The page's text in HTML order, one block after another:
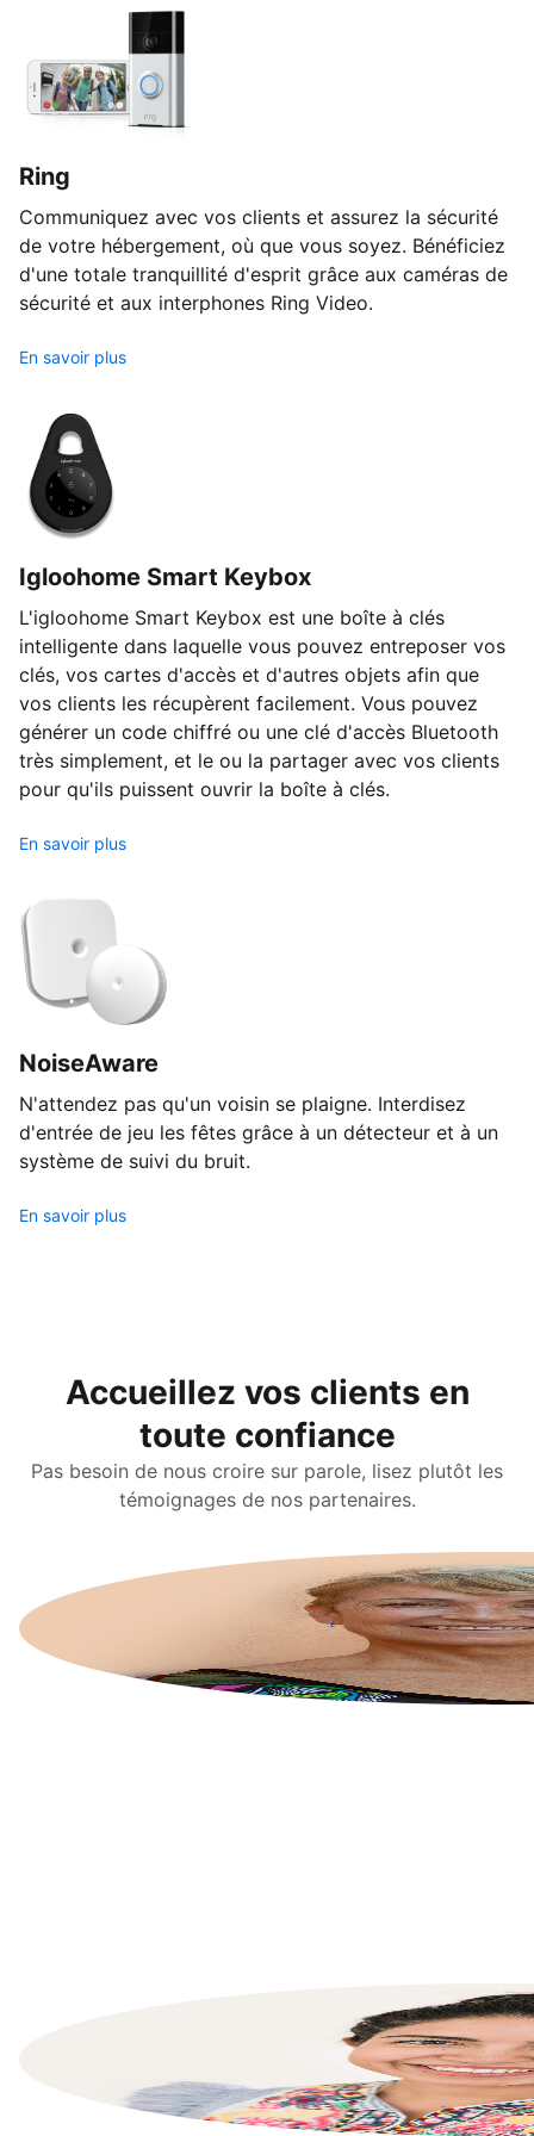
Ring
Communiquez avec vos clients et assurez la sécurité
de votre hébergement, où que vous soyez. Bénéficiez
d'une totale tranquillité d'esprit grâce aux caméras de
sécurité et aux interphones Ring Video.
En savoir plus
Igloohome Smart Keybox
L'igloohome Smart Keybox est une boîte à clés
intelligente dans laquelle vous pouvez entreposer vos
clés, vos cartes d'accès et d'autres objets afin que
vos clients les récupèrent facilement. Vous pouvez
générer un code chiffré ou une clé d'accès Bluetooth
très simplement, et le ou la partager avec vos clients
pour qu'ils puissent ouvrir la boîte à clés.
En savoir plus
NoiseAware
N'attendez pas qu'un voisin se plaigne. Interdisez
d'entrée de jeu les fêtes grâce à un détecteur et à un
système de suivi du bruit.
En savoir plus
Accueillez vos clients en
toute confiance
Pas besoin de nous croire sur parole, lisez plutôt les
témoignages de nos partenaires.